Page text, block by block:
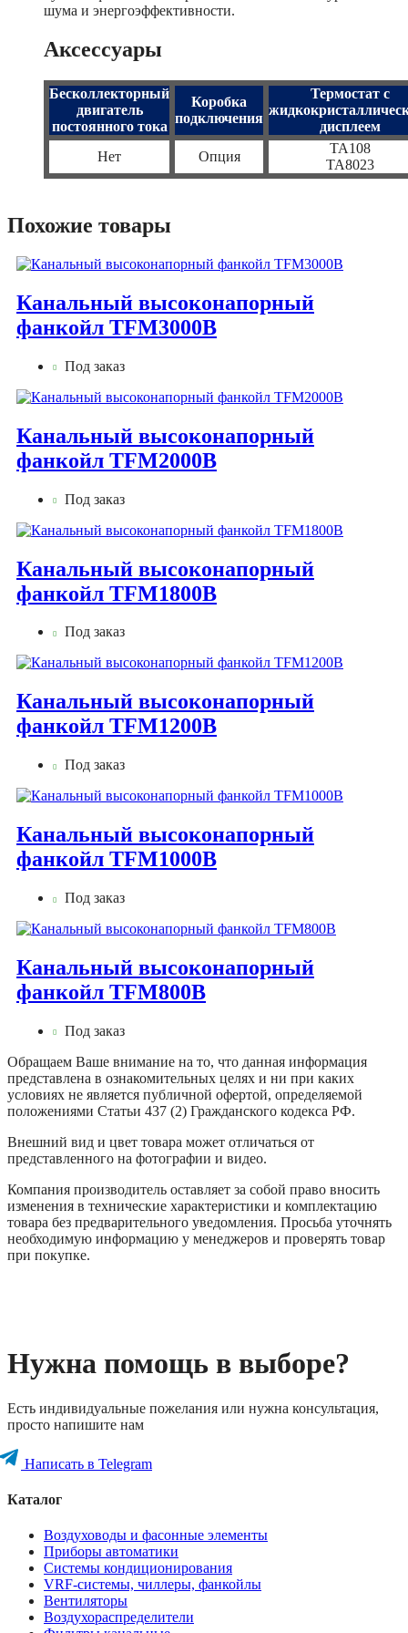
шума и энергоэффективности.
Аксессуары
Бесколлекторный
двигатель
постоянного тока
Коробка
подключения
Термостат с
дисплеем
Нет
Опция
TA108
TA8023
Похожие товары
Канальный высоконапорный
фанкойл TFM3000B
Под заказ
Канальный высоконапорный
фанкойл TFM2000B
Под заказ
Канальный высоконапорный
фанкойл TFM1800B
Под заказ
Канальный высоконапорный
фанкойл TFM1200B
Под заказ
Канальный высоконапорный
фанкойл TFM1000B
Под заказ
Канальный высоконапорный
фанкойл TFM800B
Под заказ
Обращаем Ваше внимание на то, что данная информация
представлена в ознакомительных целях и ни при каких
условиях не является публичной офертой, определяемой
положениями Статьи 437 (2) Гражданского кодекса РФ.
Внешний вид и цвет товара может отличаться от
представленного на фотографии и видео.
Компания производитель оставляет за собой право вносить
изменения в технические характеристики и комплектацию
товара без предварительного уведомления. Просьба уточнять
необходимую информацию у менеджеров и проверять товар
при покупке.
Нужна помощь в выборе?
Есть индивидуальные пожелания или нужна консультация,
просто напишите нам
Написать в Telegram
Каталог
Воздуховоды и фасонные элементы
Приборы автоматики
Системы кондиционирования
VRF-системы, чиллеры, фанкойлы
Вентиляторы
Воздухораспределители